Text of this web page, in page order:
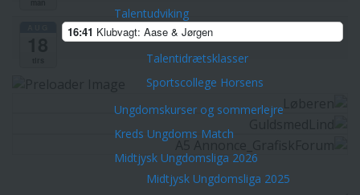
Talentudviking
TalentCenter Midt
Talentidrætsklasser
Sportscollege Horsens
Ungdomskurser og sommerlejre
Kreds Ungdoms Match
Midtjysk Ungdomsliga 2026
Midtjysk Ungdomsliga 2025
16:41 Klubvagt: Aase & Jørgen